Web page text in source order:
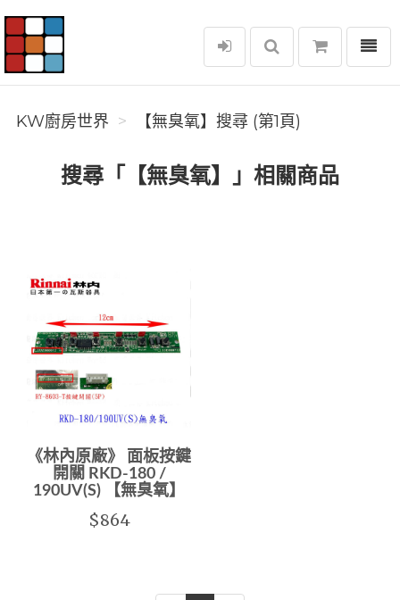
KW廚房世界
選單
KW廚房世界 【無臭氧】搜尋 (第1頁)
搜尋「【無臭氧】」相關商品
《林內原廠》 面板按鍵
開關 RKD-180 /
190UV(S) 【無臭氧】
$864